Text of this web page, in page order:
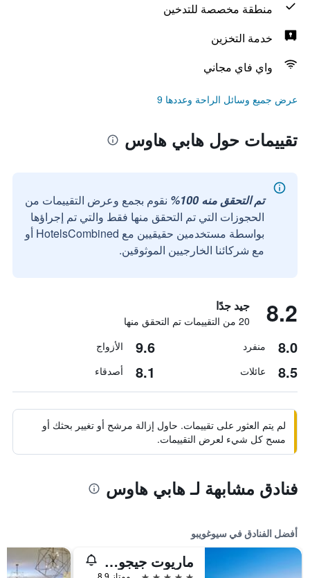
منطقة مخصصة للتدخين
خدمة التخزين
واي فاي مجاني
عرض جميع وسائل الراحة وعددها 9
تقييمات حول هابي هاوس
تم التحقق منه 100%
نقوم بجمع وعرض التقييمات من
الحجوزات التي تم التحقق منها فقط والتي تم إجراؤها
بواسطة مستخدمين حقيقيين مع HotelsCombined أو
مع شركائنا الخارجيين الموثوقين.
8.2 جيد جدًا
20 من التقييمات تم التحقق منها
8.0 منفرد 9.6 الأزواج
8.5 عائلات 8.1 أصدقاء
لم يتم العثور على تقييمات. حاول إزالة مرشح أو تغيير بحثك أو
مسح كل شيء لعرض التقييمات.
فنادق مشابهة لـ هابي هاوس
أفضل الفنادق في سيوغويبو
ماريوت جيجو شنوا وورلد هوتلز آند ريزورتس
ممتاز 8.9